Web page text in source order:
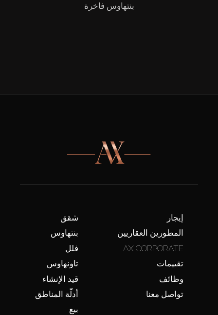
بنتهاوس فاخرة
شقق
بنتهاوس
فلل
تاونهاوس
قيد الإنشاء
أدلّة المناطق
بيع
إيجار
المطورين العقاريين
AX CORPORATE
تقييمات
وظائف
تواصل معنا